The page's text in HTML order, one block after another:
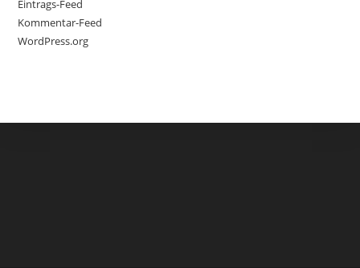
Eintrags-Feed
Kommentar-Feed
WordPress.org